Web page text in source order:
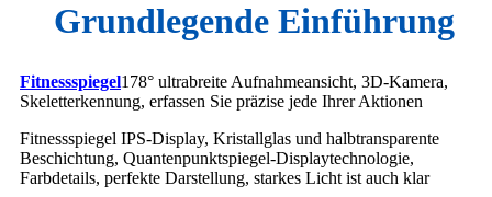
Grundlegende Einführung
Fitnessspiegel178° ultrabreite Aufnahmeansicht, 3D-Kamera,
Skeletterkennung, erfassen Sie präzise jede Ihrer Aktionen
Fitnessspiegel IPS-Display, Kristallglas und halbtransparente
Beschichtung, Quantenpunktspiegel-Displaytechnologie,
Farbdetails, perfekte Darstellung, starkes Licht ist auch klar